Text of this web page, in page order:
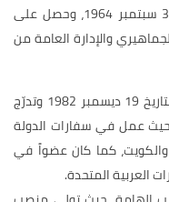
ولد سعادة السفير في أبوظبي، بتاريخ 3 سبتمبر 1964، وحصل على
والإدارة العامة من
عُين سعادة السفير في وزارة الخارجية بتاريخ 19 ديسمبر 1982 وتدرّج
عمل في سفارات الدولة
كما كان عضواً في
العربية المتحدة.